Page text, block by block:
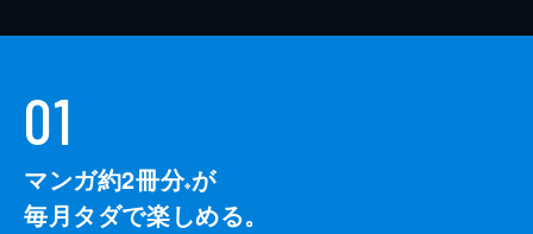
01
マンガ約2冊分※が
毎月タダで楽しめる。